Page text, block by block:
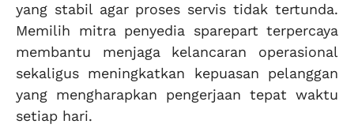
yang stabil agar proses servis tidak tertunda.
Memilih mitra penyedia sparepart terpercaya
membantu menjaga kelancaran operasional
sekaligus meningkatkan kepuasan pelanggan
yang mengharapkan pengerjaan tepat waktu
setiap hari.